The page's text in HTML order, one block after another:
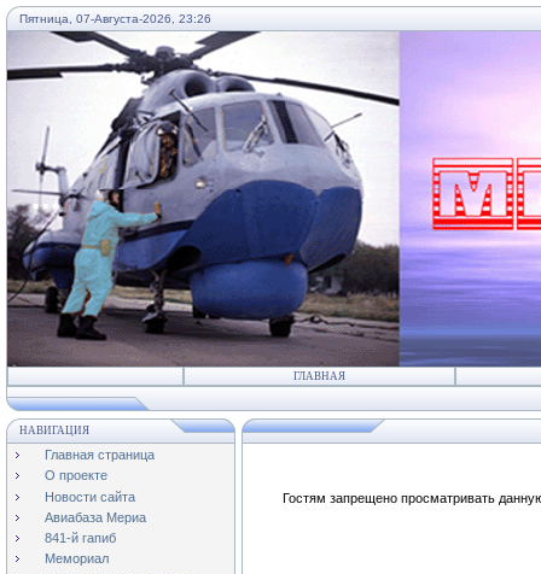
Пятница, 07-Августа-2026, 23:26
...
ГЛАВНАЯ
НАВИГАЦИЯ
Главная страница
О проекте
Новости сайта
Авиабаза Мериа
841-й гапиб
Мемориал
Гостям запрещено просматривать